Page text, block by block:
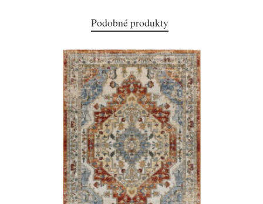
Podobné produkty